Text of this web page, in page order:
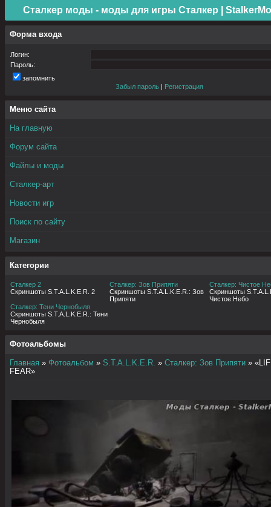
Сталкер моды - моды для игры Сталкер |
Форма входа
Логин:
Пароль:
запомнить
Забыл пароль | Регистрация
Меню сайта
На главную
Форум сайта
Файлы и моды
Сталкер-арт
Новости игр
Поиск по сайту
Магазин
Категории
Сталкер 2
Скриншоты S.T.A.L.K.E.R. 2
Сталкер: Зов Припяти
Скриншоты S.T.A.L.K.E.R.: Зов
Припяти
Сталкер: Чистое
Скриншоты
Чистое Небо
Сталкер: Тени Чернобыля
Скриншоты S.T.A.L.K.E.R.: Тени
Чернобыля
Фотоальбомы
Главная » Фотоальбом » S.T.A.L.K.E.R. » Сталкер: Зов Припяти »
FEAR»